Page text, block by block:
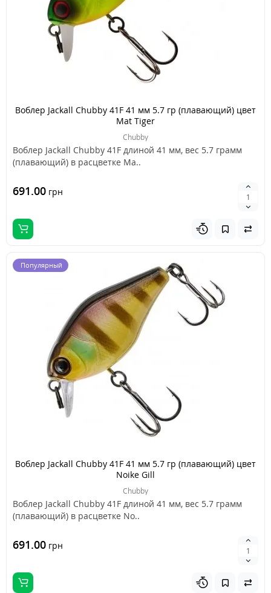
Воблер Jackall Chubby 41F 41 мм 5.7 гр (плавающий) цвет
Mat Tiger
Chubby
Воблер Jackall Chubby 41F длиной 41 мм, вес 5.7 грамм
(плавающий) в расцветке Ma..
691.00 грн
Популярный
Воблер Jackall Chubby 41F 41 мм 5.7 гр (плавающий) цвет
Noike Gill
Chubby
Воблер Jackall Chubby 41F длиной 41 мм, вес 5.7 грамм
(плавающий) в расцветке No..
691.00 грн